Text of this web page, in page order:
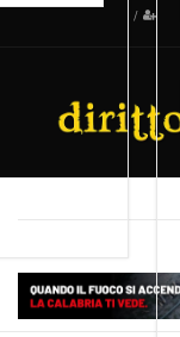
/